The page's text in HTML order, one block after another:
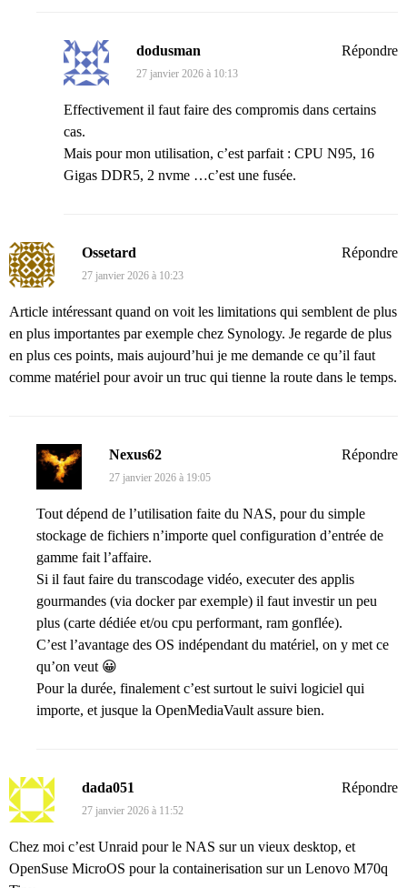
dodusman
27 janvier 2026 à 10:13
Effectivement il faut faire des compromis dans certains
cas.
Mais pour mon utilisation, c’est parfait : CPU N95, 16
Gigas DDR5, 2 nvme …c’est une fusée.
Répondre
Ossetard
27 janvier 2026 à 10:23
Article intéressant quand on voit les limitations qui semblent de plus
en plus importantes par exemple chez Synology. Je regarde de plus
en plus ces points, mais aujourd’hui je me demande ce qu’il faut
comme matériel pour avoir un truc qui tienne la route dans le temps.
Répondre
Nexus62
27 janvier 2026 à 19:05
Tout dépend de l’utilisation faite du NAS, pour du simple
stockage de fichiers n’importe quel configuration d’entrée de
gamme fait l’affaire.
Si il faut faire du transcodage vidéo, executer des applis
gourmandes (via docker par exemple) il faut investir un peu
plus (carte dédiée et/ou cpu performant, ram gonflée).
C’est l’avantage des OS indépendant du matériel, on y met ce
qu’on veut 😀
Pour la durée, finalement c’est surtout le suivi logiciel qui
importe, et jusque la OpenMediaVault assure bien.
Répondre
dada051
27 janvier 2026 à 11:52
Chez moi c’est Unraid pour le NAS sur un vieux desktop, et
OpenSuse MicroOS pour la containerisation sur un Lenovo M70q
Répondre